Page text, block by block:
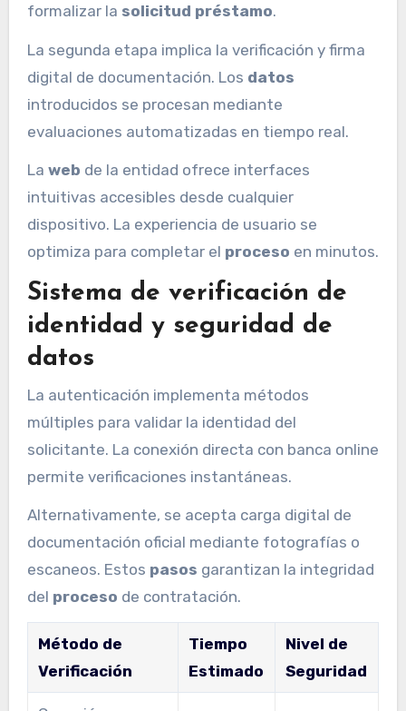
formalizar la solicitud préstamo.
La segunda etapa implica la verificación y firma
digital de documentación. Los datos
introducidos se procesan mediante
evaluaciones automatizadas en tiempo real.
La web de la entidad ofrece interfaces
intuitivas accesibles desde cualquier
dispositivo. La experiencia de usuario se
optimiza para completar el proceso en minutos.
Sistema de verificación de
identidad y seguridad de
datos
La autenticación implementa métodos
múltiples para validar la identidad del
solicitante. La conexión directa con banca online
permite verificaciones instantáneas.
Alternativamente, se acepta carga digital de
documentación oficial mediante fotografías o
escaneos. Estos pasos garantizan la integridad
del proceso de contratación.
Método de
Verificación
Tiempo
Estimado
Nivel de
Seguridad